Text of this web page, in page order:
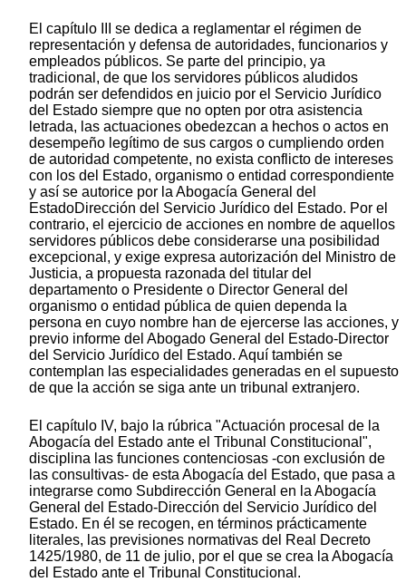
El capítulo III se dedica a reglamentar el régimen de
representación y defensa de autoridades, funcionarios y
empleados públicos. Se parte del principio, ya
tradicional, de que los servidores públicos aludidos
podrán ser defendidos en juicio por el Servicio Jurídico
del Estado siempre que no opten por otra asistencia
letrada, las actuaciones obedezcan a hechos o actos en
desempeño legítimo de sus cargos o cumpliendo orden
de autoridad competente, no exista conflicto de intereses
con los del Estado, organismo o entidad correspondiente
y así se autorice por la Abogacía General del
EstadoDirección del Servicio Jurídico del Estado. Por el
contrario, el ejercicio de acciones en nombre de aquellos
servidores públicos debe considerarse una posibilidad
excepcional, y exige expresa autorización del Ministro de
Justicia, a propuesta razonada del titular del
departamento o Presidente o Director General del
organismo o entidad pública de quien dependa la
persona en cuyo nombre han de ejercerse las acciones, y
previo informe del Abogado General del Estado-Director
del Servicio Jurídico del Estado. Aquí también se
contemplan las especialidades generadas en el supuesto
de que la acción se siga ante un tribunal extranjero.
El capítulo IV, bajo la rúbrica "Actuación procesal de la
Abogacía del Estado ante el Tribunal Constitucional",
disciplina las funciones contenciosas -con exclusión de
las consultivas- de esta Abogacía del Estado, que pasa a
integrarse como Subdirección General en la Abogacía
General del Estado-Dirección del Servicio Jurídico del
Estado. En él se recogen, en términos prácticamente
literales, las previsiones normativas del Real Decreto
1425/1980, de 11 de julio, por el que se crea la Abogacía
del Estado ante el Tribunal Constitucional.